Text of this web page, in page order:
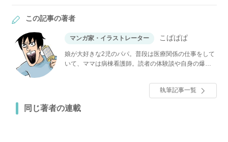
この記事の著者
マンガ家・イラストレーター こばぱぱ
娘が大好きな2児のパパ。普段は医療関係の仕事をして
いて、ママは病棟看護師。読者の体験談や自身の爆笑
執筆記事一覧
同じ著者の連載